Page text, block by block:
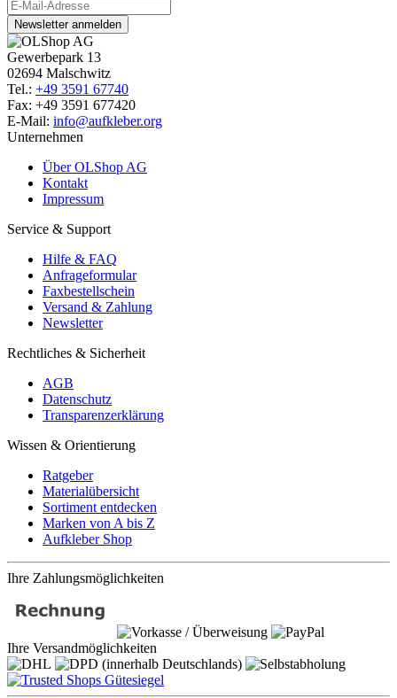
Newsletter anmelden
Gewerbepark 13
02694 Malschwitz
Tel.: +49 3591 67740
Fax: +49 3591 677420
E-Mail: info@aufkleber.org
Unternehmen
Über OLShop AG
Kontakt
Impressum
Service & Support
Hilfe & FAQ
Anfrageformular
Faxbestellschein
Versand & Zahlung
Newsletter
Rechtliches & Sicherheit
AGB
Datenschutz
Transparenzerklärung
Wissen & Orientierung
Ratgeber
Materialübersicht
Sortiment entdecken
Marken von A bis Z
Aufkleber Shop
Ihre Zahlungsmöglichkeiten
Ihre Versandmöglichkeiten